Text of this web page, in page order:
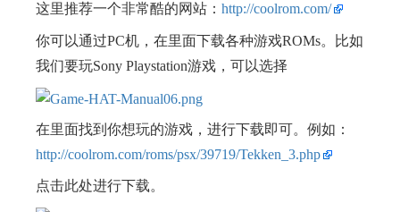
这里推荐一个非常酷的网站： http://coolrom.com/
你可以通过PC机，在里面下载各种游戏ROMs。比如
我们要玩Sony Playstation游戏，可以选择
在里面找到你想玩的游戏，进行下载即可。例如：
http://coolrom.com/roms/psx/39719/Tekken_3.php
点击此处进行下载。